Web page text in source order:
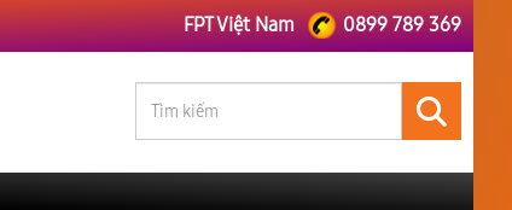
FPT Việt Nam 0899 789 369